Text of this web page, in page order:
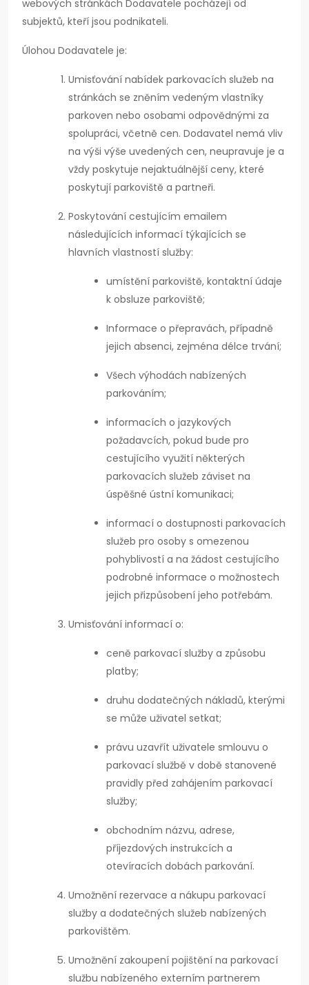
webových stránkách Dodavatele pocházejí od
subjektů, kteří jsou podnikateli.
Úlohou Dodavatele je:
Umisťování nabídek parkovacích služeb na
stránkách se zněním vedeným vlastníky
parkoven nebo osobami odpovědnými za
spolupráci, včetně cen. Dodavatel nemá vliv
na výši výše uvedených cen, neupravuje je a
vždy poskytuje nejaktuálnější ceny, které
poskytují parkoviště a partneři.
Poskytování cestujícím emailem
následujících informací týkajících se
hlavních vlastností služby:
umístění parkoviště, kontaktní údaje
k obsluze parkoviště;
Informace o přepravách, případně
jejich absenci, zejména délce trvání;
Všech výhodách nabízených
parkováním;
informacích o jazykových
požadavcích, pokud bude pro
cestujícího využití některých
parkovacích služeb záviset na
úspěšné ústní komunikaci;
informací o dostupnosti parkovacích
služeb pro osoby s omezenou
pohyblivostí a na žádost cestujícího
podrobné informace o možnostech
jejich přizpůsobení jeho potřebám.
Umisťování informací o:
ceně parkovací služby a způsobu
platby;
druhu dodatečných nákladů, kterými
se může uživatel setkat;
právu uzavřít uživatele smlouvu o
parkovací službě v době stanovené
pravidly před zahájením parkovací
služby;
obchodním názvu, adrese,
příjezdových instrukcích a
otevíracích dobách parkování.
Umožnění rezervace a nákupu parkovací
služby a dodatečných služeb nabízených
parkovištěm.
Umožnění zakoupení pojištění na parkovací
službu nabízeného externím partnerem